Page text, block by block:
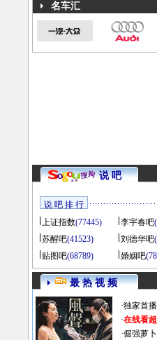
名车汇
说 吧
说 吧 排 行
上证指数(77445) 李宇春吧
苏醒吧(41523) 刘德华吧
贴图吧(68789) 婚姻吧
最 热 视 频
·独家首
·在线看
·倔强萝卜